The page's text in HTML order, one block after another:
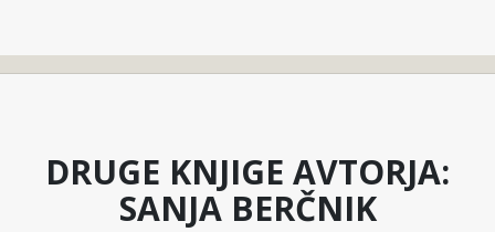
DRUGE KNJIGE AVTORJA:
SANJA BERČNIK